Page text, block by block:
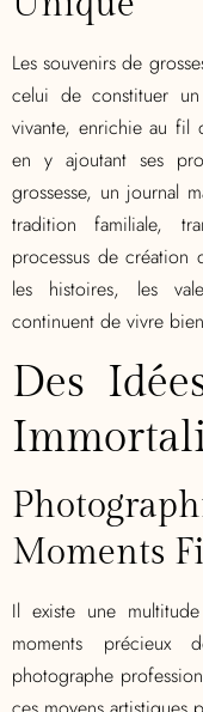
Les souvenirs de
celui de constituer
vivante, enrichie au fil
en y ajoutant ses
grossesse, un journal
tradition familiale,
processus de création
les histoires, les
continuent de vivre
Des
Moments
Il existe une
moments précieux
photographe